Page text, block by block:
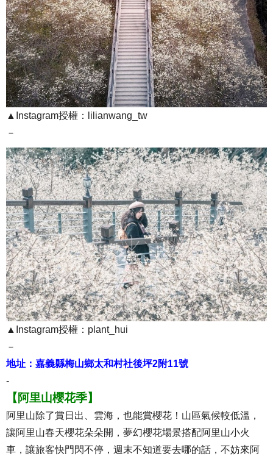
▲Instagram授權：lilianwang_tw
－
▲Instagram授權：plant_hui
－
地址：嘉義縣梅山鄉太和村社後坪2附11號
-
【阿里山櫻花季】
阿里山除了賞日出、雲海，也能賞櫻花！山區氣候較低溫，
讓阿里山春天櫻花朵朵開，夢幻櫻花場景搭配阿里山小火
車，讓旅客快門閃不停，週末不知道要去哪的話，不妨來阿